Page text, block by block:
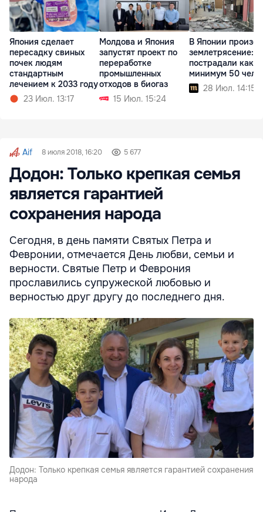
Япония сделает
пересадку свиных
почек людям
стандартным
лечением к 2033 году
23 Июл. 13:17
Молдова и Япония
запустят проект по
переработке
промышленных
отходов в биогаз
15 Июл. 15:24
В Японии
землетрясение:
пострадали как
минимум 50
28 Июл. 14:15
Aif 8 июля 2018, 16:20 5 677
Додон: Только крепкая семья
является гарантией
сохранения народа
Сегодня, в день памяти Святых Петра и
Февронии, отмечается День любви, семьи и
верности. Святые Петр и Феврония
прославились супружеской любовью и
верностью друг другу до последнего дня.
Додон: Только крепкая семья является гарантией сохранения
народа